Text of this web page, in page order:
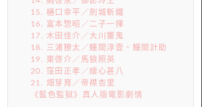
15. 樋口幸平／劍城斬鐵
16. 富本惣昭／二子一揮
17. 木田佳介／大川響鬼
18. 三浦獠太／鱷間淳壹、鱷間計助
19. 東啓介／馬狼照英
20. 窪田正孝／繪心甚八
21. 畑芽育／帝襟杏里
《藍色監獄》真人版電影劇情